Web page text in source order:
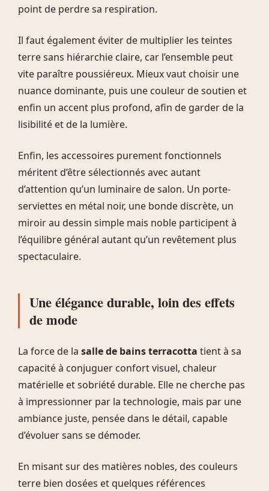
point de perdre sa respiration.
Il faut également éviter de multiplier les teintes
terre sans hiérarchie claire, car l’ensemble peut
vite paraître poussiéreux. Mieux vaut choisir une
nuance dominante, puis une couleur de soutien et
enfin un accent plus profond, afin de garder de la
lisibilité et de la lumière.
Enfin, les accessoires purement fonctionnels
méritent d’être sélectionnés avec autant
d’attention qu’un luminaire de salon. Un porte-
serviettes en métal noir, une bonde discrète, un
miroir au dessin simple mais noble participent à
l’équilibre général autant qu’un revêtement plus
spectaculaire.
Une élégance durable, loin des effets
de mode
La force de la salle de bains terracotta tient à sa
capacité à conjuguer confort visuel, chaleur
matérielle et sobriété durable. Elle ne cherche pas
à impressionner par la technologie, mais par une
ambiance juste, pensée dans le détail, capable
d’évoluer sans se démoder.
En misant sur des matières nobles, des couleurs
terre bien dosées et quelques références